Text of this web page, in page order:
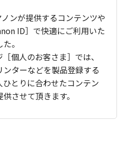
ンが提供するコンテンツや
ID］で快適にご利用いた
。
個人のお客さま］では、
ターなどを製品登録する
とりに合わせたコンテン
させて頂きます。